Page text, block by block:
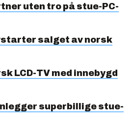
uten tro på stue-PC-
salget av norsk
LCD-TV med innebygd
superbillige stue-